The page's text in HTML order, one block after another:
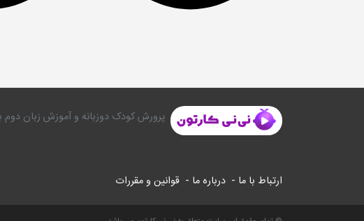
پرورش کودک دوزبانه و آموزش زبان
ارتباط با ما - درباره ما - قوانین و مقررات